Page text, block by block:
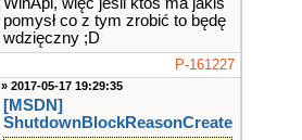
pomysł co z tym zrobić to będę
wdzięczny ;D
P-161227
» 2017-05-17 19:29:35
[MSDN]
ShutdownBlockReasonCreate